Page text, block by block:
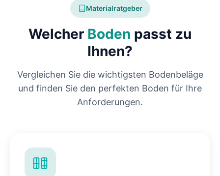
Materialratgeber
Welcher Boden passt zu
Ihnen?
Vergleichen Sie die wichtigsten Bodenbeläge
und finden Sie den perfekten Boden für Ihre
Anforderungen.